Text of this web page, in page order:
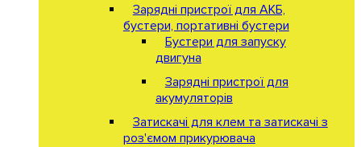
Зарядні пристрої для АКБ,
бустери, портативні бустери
Бустери для запуску
двигуна
Зарядні пристрої для
акумуляторів
Затискачі для клем та затискачі з
роз'ємом прикурювача